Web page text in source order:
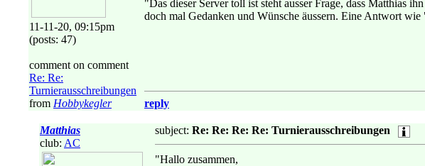
11-11-20, 09:15pm
(posts: 47)
comment on comment
Re: Re:
Turnierausschreibungen
from Hobbykegler
"Das dieser Server toll ist steht ausser Frage, dass Matthias
doch mal Gedanken und Wünsche äussern. Eine Antwort
reply
Matthias
club: AC
subject: Re: Re: Re: Re: Turnierausschreibungen
"Hallo zusammen,